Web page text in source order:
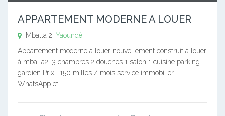
APPARTEMENT MODERNE A LOUER
Mballa 2, Yaoundé
Appartement moderne à louer nouvellement construit à louer
à mballa2. 3 chambres 2 douches 1 salon 1 cuisine parking
gardien Prix : 150 milles / mois service immobilier
WhatsApp et…